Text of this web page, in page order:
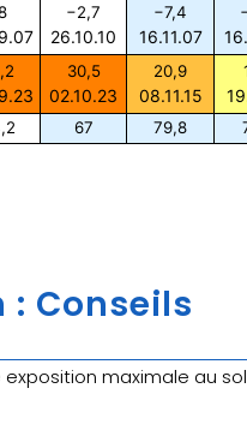
−2,7
26.10.10
−7,4
16.11.07
30,5
02.10.23
20,9
08.11.15
67 79,8
Conseils
maximale au